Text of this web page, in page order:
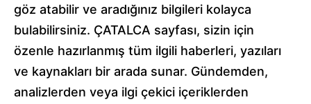
göz atabilir ve aradığınız bilgileri kolayca
bulabilirsiniz. ÇATALCA sayfası, sizin için
özenle hazırlanmış tüm ilgili haberleri, yazıları
ve kaynakları bir arada sunar. Gündemden,
analizlerden veya ilgi çekici içeriklerden